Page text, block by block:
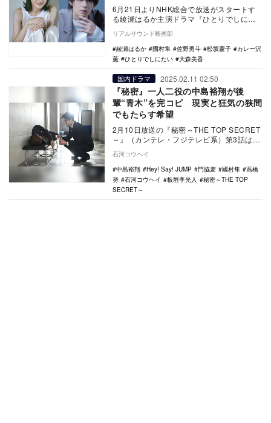
6月21日よりNHK総合で放送がスタートす
る綾瀬はるか主演ドラマ『ひとりでしにた
い』の新キャストとして、佐野勇斗、國村
隼、松坂慶…
リアルサウンド映画部
綾瀬はるか
國村隼 佐野勇斗 松坂慶子
カレー沢
薫
ひとりでしにたい 大森美香
国内ドラマ 2025.02.11 02:50
『秘密』一人二役の中島裕翔が後
輩“青木”を完コピ 現実と狂気の狭間
でもたらす希望
2月10日放送の『秘密～THE TOP SECRET
～』（カンテレ・フジテレビ系）第3話は実
石河コウヘイ
中島裕翔
Hey! Say! JUMP 門脇麦 國村隼
高橋
努
石河コウヘイ 板垣李光人
秘密～THE TOP
SECRET～